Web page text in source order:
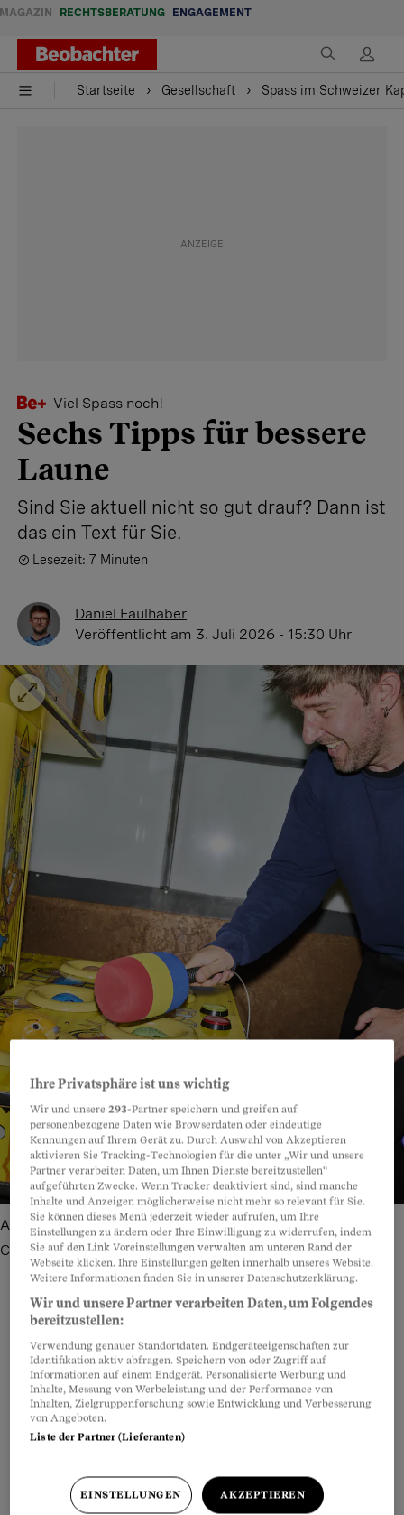
MAGAZIN RECHTSBERATUNG ENGAGEMENT
Startseite Gesellschaft Spass im Schweizer
Viel Spass noch!
Sechs Tipps für bessere
Laune
Sind Sie aktuell nicht so gut drauf? Dann ist
das ein Text für Sie.
Lesezeit: 7 Minuten
Daniel Faulhaber
Veröffentlicht am 3. Juli 2026 - 15:30 Uhr
Autor Daniel Faulhaber auf der Suche nach Spass in La-
Chaux-de-Fonds Bild: Florian Spring
Teilen Merken Kommentare
Artikel teilen
Er lacht, und wie er das tut. Aber wenn es nach
Orfeo Paci geht, dann ist Spass ein Privileg der
Jugend und nichts mehr für einen wie ihn. «Mein
in der Innenstadt von La-Chaux-de-Fonds.
Ihre Privatsphäre ist uns wichtig
Wir und unsere293-Partner speichern und greifen auf
personenbezogene Daten wie Browserdaten oder eindeutige
Kennungen auf Ihrem Gerät zu. Durch Auswahl von Akzeptieren
aktivieren Sie Tracking-Technologien für die unter „Wir und unsere
Partner verarbeiten Daten, um Ihnen Dienste bereitzustellen“
aufgeführten Zwecke. Wenn Tracker deaktiviert sind, sind manche
Inhalte und Anzeigen möglicherweise nicht mehr so relevant für Sie.
Sie können dieses Menü jederzeit wieder aufrufen, um Ihre
Einstellungen zu ändern oder Ihre Einwilligung zu widerrufen, indem
Sie auf den Link Voreinstellungen verwalten am unteren Rand der
Webseite klicken. Ihre Einstellungen gelten innerhalb unseres Website.
Weitere Informationen finden Sie in unserer Datenschutzerklärung.
Wir und unsere Partner verarbeiten Daten, um Folgendes
bereitzustellen:
Verwendung genauer Standortdaten. Endgeräteeigenschaften zur
Identifikation aktiv abfragen. Speichern von oder Zugriff auf
Informationen auf einem Endgerät. Personalisierte Werbung und
Inhalte, Messung von Werbeleistung und der Performance von
Inhalten, Zielgruppenforschung sowie Entwicklung und Verbesserung
von Angeboten.
Liste der Partner (Lieferanten)
EINSTELLUNGEN AKZEPTIEREN